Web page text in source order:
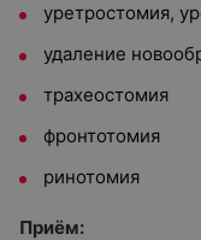
уретростомия,
удаление
трахеостомия
фронтотомия
ринотомия
Приём: